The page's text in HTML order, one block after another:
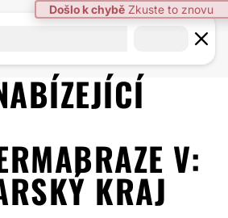
Došlo k chybě Zkuste to znovu
V:
KRAJ